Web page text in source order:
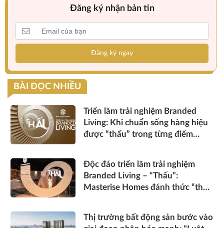
Đăng ký nhận bản tin
Đăng ký ngay
BÀI ĐỌC NHIỀU
Triển lãm trải nghiệm Branded
Living: Khi chuẩn sống hàng hiệu
được “thấu” trong từng điểm
Độc đáo triển lãm trải nghiệm
Branded Living – “Thấu”:
Masterise Homes đánh thức “thấu
Thị trường bất động sản bước vào